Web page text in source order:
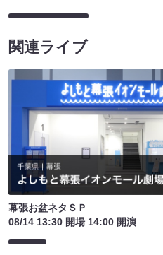
関連ライブ
幕張お盆ネタＳＰ
08/14 13:30 開場 14:00 開演